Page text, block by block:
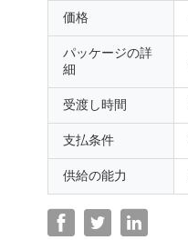
価格
パッケージの詳
細
受渡し時間
支払条件
供給の能力